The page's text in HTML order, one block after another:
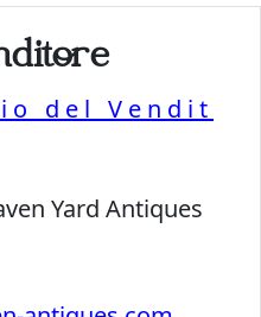
del Vendit
Yard Antiques